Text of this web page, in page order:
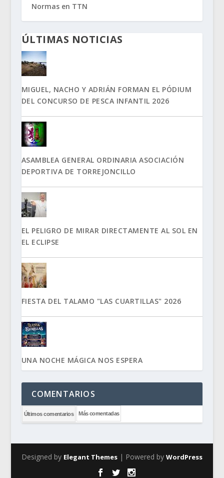
Normas en TTN
ÚLTIMAS NOTICIAS
MIGUEL, NACHO Y ADRIÁN FORMAN EL PÓDIUM
DEL CONCURSO DE PESCA INFANTIL 2026
ASAMBLEA GENERAL ORDINARIA ASOCIACIÓN
DEPORTIVA DE TORREJONCILLO
EL PELIGRO DE MIRAR DIRECTAMENTE AL SOL EN
EL ECLIPSE
FIESTA DEL TALAMO "LAS CUARTILLAS" 2026
UNA NOCHE MÁGICA NOS ESPERA
COMENTARIOS
Últimos comentarios Más comentadas
Designed by Elegant Themes| Powered by WordPress